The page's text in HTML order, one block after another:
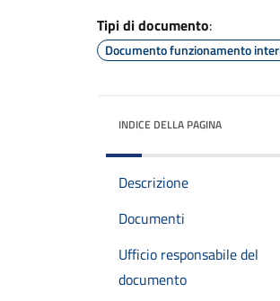
Tipi di documento:
Documento funzionamento
INDICE DELLA PAGINA
Descrizione
Documenti
Ufficio responsabile del
documento